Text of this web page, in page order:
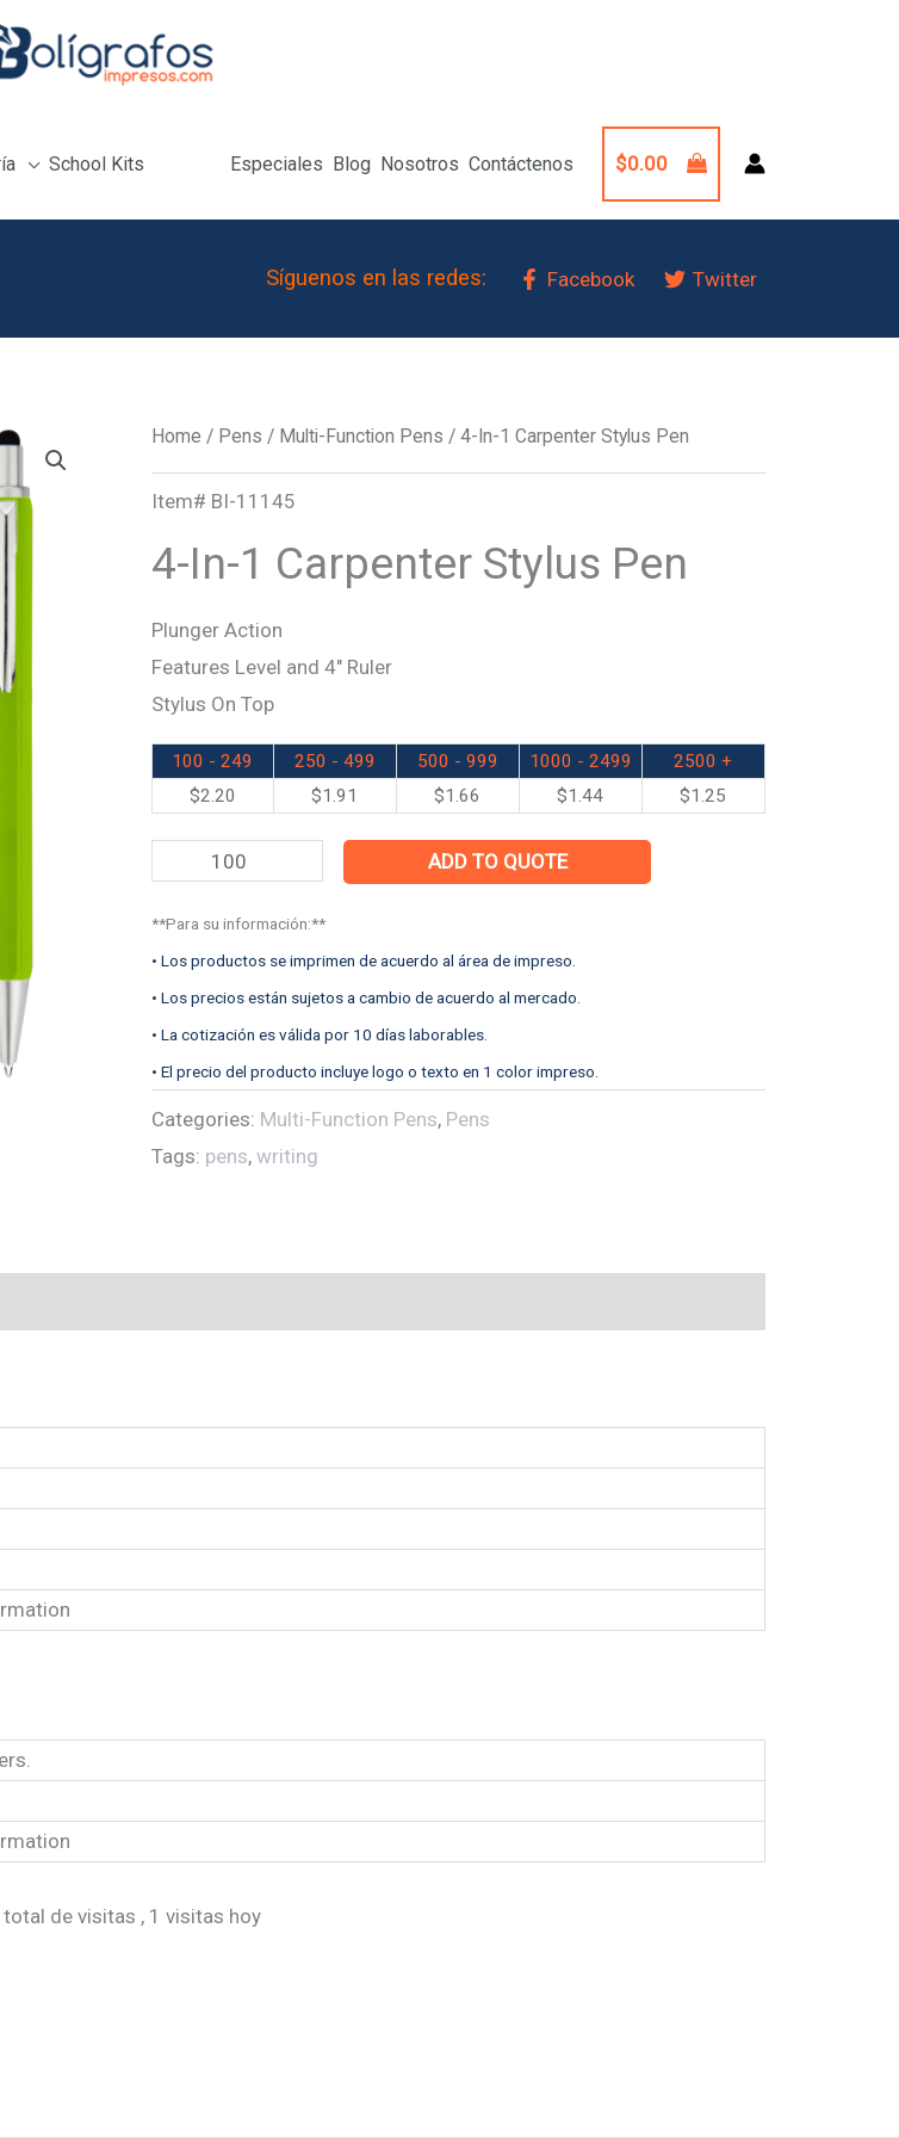
School Kits Especiales Blog Nosotros Contáctenos $0.00
Síguenos en las redes: Facebook Twitter
Home / Pens / Multi-Function Pens / 4-In-1 Carpenter Stylus Pen
Item# BI-11145
4-In-1 Carpenter Stylus Pen
Plunger Action
Features Level and 4″ Ruler
Stylus On Top
100 - 249 250 - 499 500 - 999 1000 - 2499
2500 +
$2.20 $1.91 $1.66 $1.44 $1.25
4-
In-
1
Carpenter
Stylus
Pen
quantity
ADD TO QUOTE
**Para su información:**
• Los productos se imprimen de acuerdo al área de impreso.
• Los precios están sujetos a cambio de acuerdo al mercado.
• La cotización es válida por 10 días laborables.
• El precio del producto incluye logo o texto en 1 color impreso.
Categories: Multi-Function Pens, Pens
Tags: pens, writing
de visitas , 1 visitas hoy